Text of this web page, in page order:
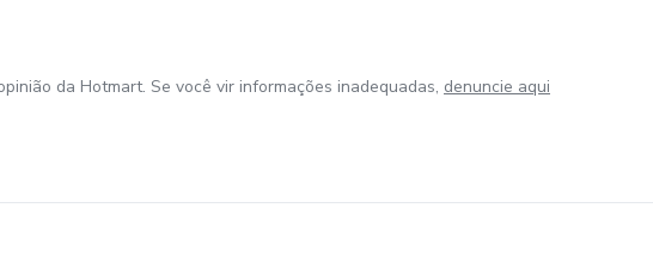
da Hotmart. Se você vir informações inadequadas, denuncie aqui